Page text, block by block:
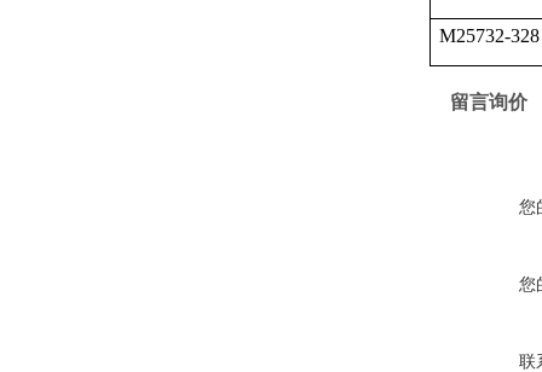
M25732-328
留言询价
您
您
联